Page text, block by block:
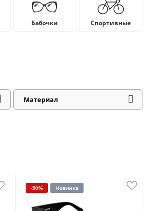
Бабочки Cпортивные
Материал
-50% Новинка